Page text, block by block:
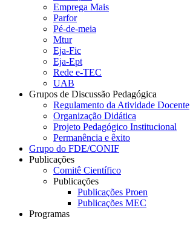
Emprega Mais
Parfor
Pé-de-meia
Mtur
Eja-Fic
Eja-Ept
Rede e-TEC
UAB
Grupos de Discussão Pedagógica
Regulamento da Atividade Docente
Organização Didática
Projeto Pedagógico Institucional
Permanência e êxito
Grupo do FDE/CONIF
Publicações
Comitê Científico
Publicações
Publicações Proen
Publicações MEC
Programas